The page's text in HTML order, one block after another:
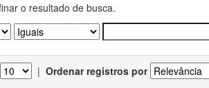
o resultado de busca.
| Ordenar registros por